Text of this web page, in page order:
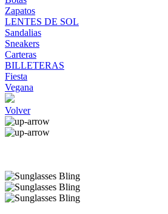
Zapatos
LENTES DE SOL
Sandalias
Sneakers
Carteras
BILLETERAS
Fiesta
Vegana
Volver